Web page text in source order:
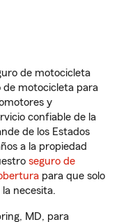
de motocicleta
de motocicleta para
y
confiable de la
de los Estados
a la propiedad
seguro de
para que solo
necesita.
MD, para